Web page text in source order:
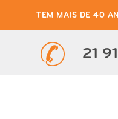
Defina as
Este website utiliza cookies
Consulte a nossa
Os cookies
TEM MAIS DE 40
21